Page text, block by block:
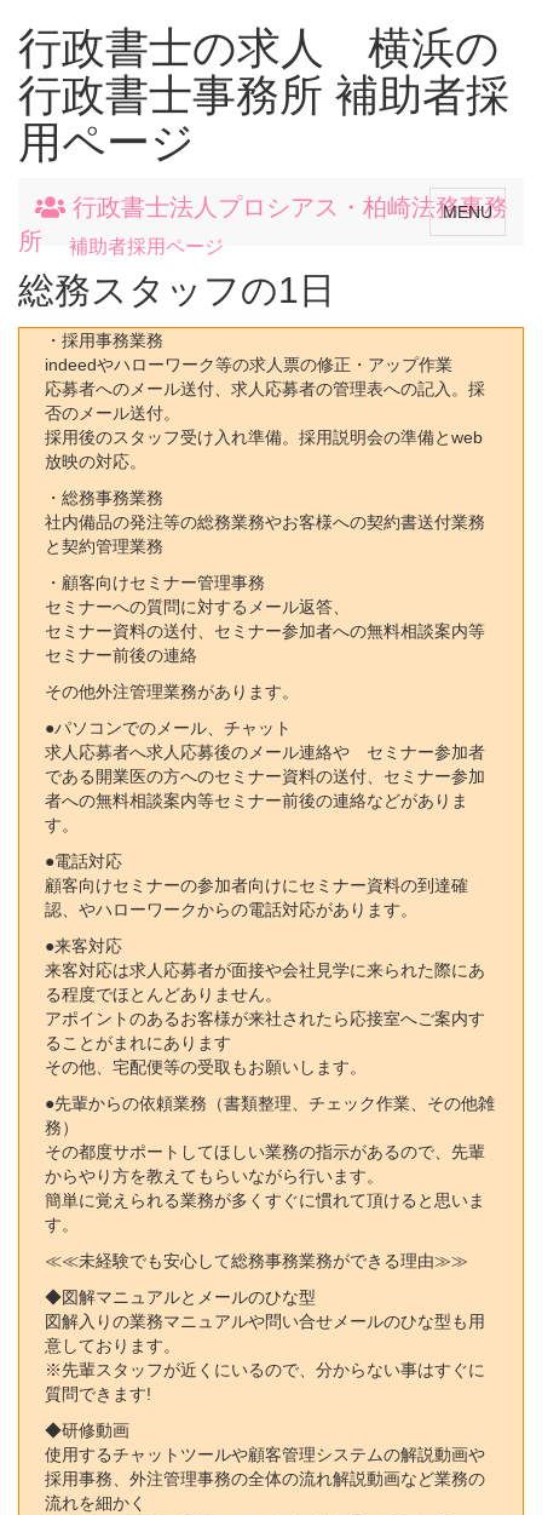
行政書士の求人 横浜の
行政書士事務所 補助者採
用ページ
行政書士法人プロシアス・柏崎法務事務
所
補助者採用ページ
Toggle
navigation
MENU
総務スタッフの1日
・採用事務業務
indeedやハローワーク等の求人票の修正・アップ作業
応募者へのメール送付、求人応募者の管理表への記入。採
否のメール送付。
採用後のスタッフ受け入れ準備。採用説明会の準備とweb
放映の対応。
・総務事務業務
社内備品の発注等の総務業務やお客様への契約書送付業務
と契約管理業務
・顧客向けセミナー管理事務
セミナーへの質問に対するメール返答、
セミナー資料の送付、セミナー参加者への無料相談案内等
セミナー前後の連絡
その他外注管理業務があります。
●パソコンでのメール、チャット
求人応募者へ求人応募後のメール連絡や セミナー参加者
である開業医の方へのセミナー資料の送付、セミナー参加
者への無料相談案内等セミナー前後の連絡などがありま
す。
●電話対応
顧客向けセミナーの参加者向けにセミナー資料の到達確
認、やハローワークからの電話対応があります。
●来客対応
来客対応は求人応募者が面接や会社見学に来られた際にあ
る程度でほとんどありません。
アポイントのあるお客様が来社されたら応接室へご案内す
ることがまれにあります
その他、宅配便等の受取もお願いします。
●先輩からの依頼業務（書類整理、チェック作業、その他雑
務）
その都度サポートしてほしい業務の指示があるので、先輩
からやり方を教えてもらいながら行います。
簡単に覚えられる業務が多くすぐに慣れて頂けると思いま
す。
≪≪未経験でも安心して総務事務業務ができる理由≫≫
◆図解マニュアルとメールのひな型
図解入りの業務マニュアルや問い合せメールのひな型も用
意しております。
※先輩スタッフが近くにいるので、分からない事はすぐに
質問できます!
◆研修動画
使用するチャットツールや顧客管理システムの解説動画や
採用事務、外注管理事務の全体の流れ解説動画など業務の
流れを細かく